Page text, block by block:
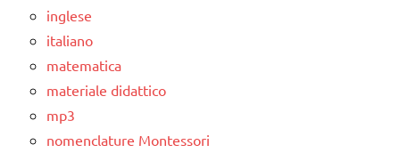
inglese
italiano
matematica
materiale didattico
mp3
nomenclature Montessori